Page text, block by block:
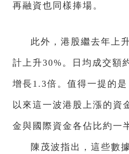
再融資也同樣捧場。
此外，港股繼去年上
計上升30%。日均成交額
增長1.3倍。值得一提的是
以來這一波港股上漲的資
金與國際資金各佔比約一
陳茂波指出，這些數